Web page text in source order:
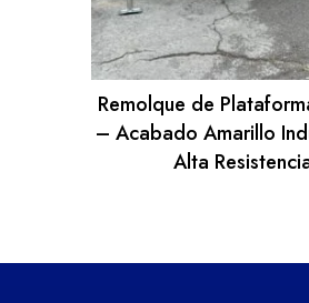
Remolque de
– Acabado Amarillo
Alta